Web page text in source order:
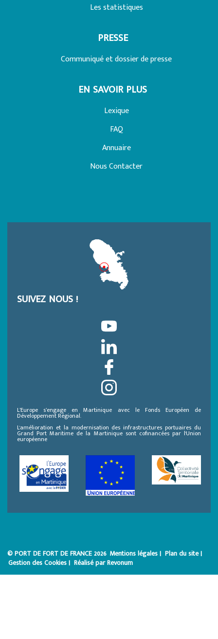
Les statistiques
PRESSE
Communiqué et dossier de presse
EN SAVOIR PLUS
Lexique
FAQ
Annuaire
Nous Contacter
SUIVEZ NOUS !
L’Europe s’engage en Martinique avec le Fonds Européen de
Développement Régional.
L'amélioration et la modernisation des infrastructures portuaires du
Grand Port Maritime de la Martinique sont cofinancées par l'Union
européenne
© PORT DE FORT DE FRANCE 2026 Mentions légales | Plan du site |
Gestion des Cookies | Réalisé par Revonum